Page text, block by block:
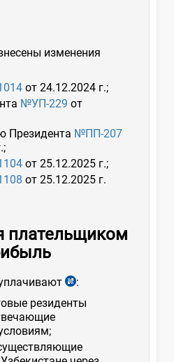
изменения
от 24.12.2024 г.;
№УП-229 от
Президента №ПП-207
;
от 25.12.2025 г.;
от 25.12.2025 г.
плательщиком
:
резиденты